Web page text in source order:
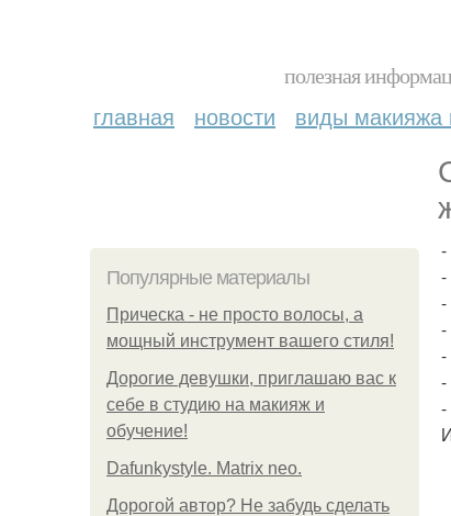
полезная
главная новости виды макияжа
Популярные материалы
Прическа - не просто волосы, а
мощный инструмент вашего стиля!
Дорогие девушки, приглашаю вас к
себе в студию на макияж и
обучение!
Dafunkystyle. Matrix neo.
Дорогой автор? Не забудь сделать
-
-
-
-
-
-